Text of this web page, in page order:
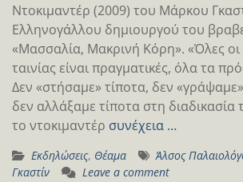
Ντοκιμαντέρ (2009) του Μάρκου
Ελληνογάλλου δημιουργού του
«Μασσαλία, Μακρινή Κόρη». «Όλες οι
ταινίας είναι πραγματικές, όλα τα
Δεν «στήσαμε» τίποτα, δεν
δεν αλλάξαμε τίποτα στη διαδικασία
το ντοκιμαντέρ συνέχεια …
Εκδηλώσεις, Θέαμα Άλσος
Γκαστίν
Leave a comment